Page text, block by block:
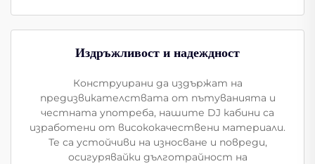
Издръжливост и надеждност
Конструирани да издържат на
предизвикателствата от пътуванията и
честната употреба, нашите DJ кабини са
изработени от висококачествени материали.
Те са устойчиви на износване и повреди,
осигурявайки дълготрайност на